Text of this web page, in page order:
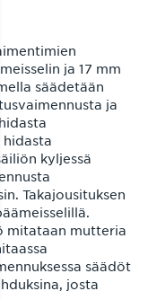
ja 17 mm
säädetään
ja
hidasta
kyljessä
Takajousituksen
mitataan mutteria
säädöt
josta